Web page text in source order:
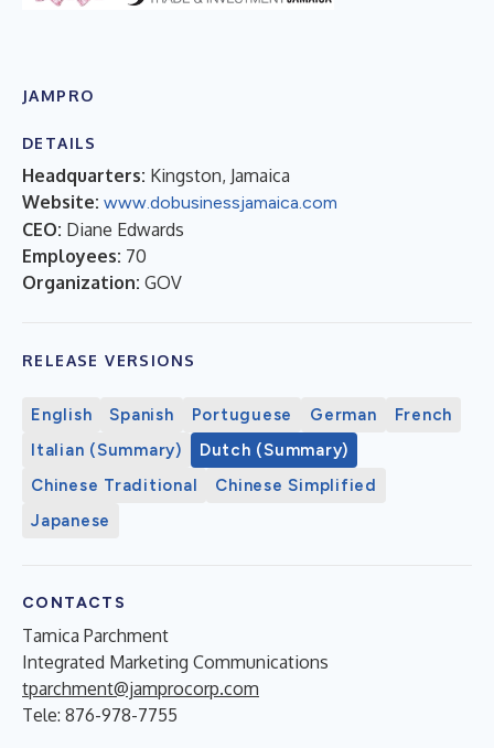
JAMPRO
DETAILS
Headquarters: Kingston, Jamaica
Website: www.dobusinessjamaica.com
CEO: Diane Edwards
Employees: 70
Organization: GOV
RELEASE VERSIONS
English Spanish Portuguese German
French
Italian (Summary)
Dutch (Summary)
Chinese Traditional
Chinese Simplified
Japanese
CONTACTS
Tamica Parchment
Integrated Marketing Communications
tparchment@jamprocorp.com
Tele: 876-978-7755